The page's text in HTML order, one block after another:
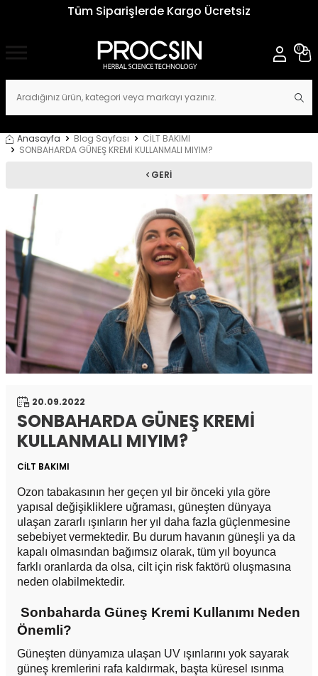
Tüm Siparişlerde Kargo Ücretsiz
0
Anasayfa Blog Sayfası
CİLT BAKIMI
SONBAHARDA GÜNEŞ KREMİ KULLANMALI MIYIM?
GERI
20.09.2022
SONBAHARDA GÜNEŞ KREMİ
KULLANMALI MIYIM?
CİLT BAKIMI
Ozon tabakasının her geçen yıl bir önceki yıla göre
yapısal değişikliklere uğraması, güneşten dünyaya
ulaşan zararlı ışınların her yıl daha fazla güçlenmesine
sebebiyet vermektedir. Bu durum havanın güneşli ya da
kapalı olmasından bağımsız olarak, tüm yıl boyunca
farklı oranlarda da olsa, cilt için risk faktörü oluşmasına
neden olabilmektedir.
Sonbaharda Güneş Kremi Kullanımı Neden
Önemli?
Güneşten dünyamıza ulaşan UV ışınlarını yok sayarak
güneş kremlerini rafa kaldırmak, başta küresel ısınma